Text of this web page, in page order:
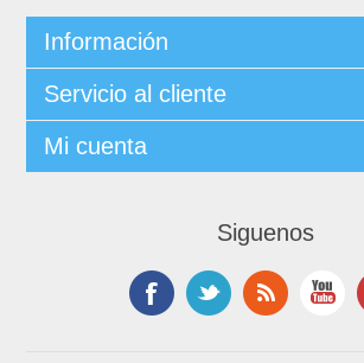
Información
Servicio al cliente
Mi cuenta
Siguenos